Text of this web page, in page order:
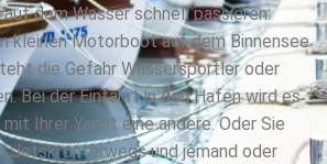
dem Wasser schnell passieren:
kleinen Motorboot auf dem Binnensee
die Gefahr Wassersportler oder
Bei der Einfahrt in den Hafen wird es
Ihrer Yacht eine andere. Oder Sie
Jetski unterwegs und jemand oder